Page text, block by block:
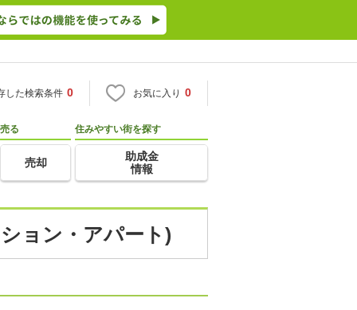
した検索条件 0 お気に入り 0
売る
売却
住みやすい街を探す
助成金
情報
ョン・アパート)